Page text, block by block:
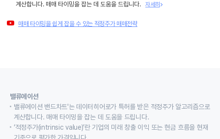
계산합니다. 매매 타이밍을 잡는 데 도움을 드립니다.
자세히
매매 타이밍을 쉽게 잡을 수 있는 적정주가 매매전략
밸류에이션
밸류에이션 밴드차트'는 데이터히어로가 특허를 받은 적정주가 알고리즘으로
계산합니다. 매매 타이밍을 잡는 데 도움을 드립니다.
‘적정주가(intrinsic value)’란 기업의 미래 창출 이익 또는 현금 흐름을 현재